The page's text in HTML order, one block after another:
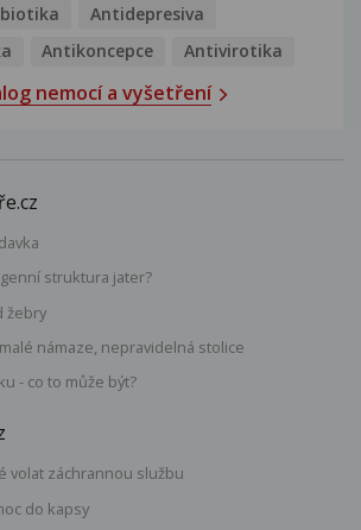
Antidepresiva
Antikoncepce Antivirotika
nemocí a vyšetření
struktura jater?
žebry
námaze, nepravidelná stolice
- co to může být?
volat záchrannou službu
do kapsy